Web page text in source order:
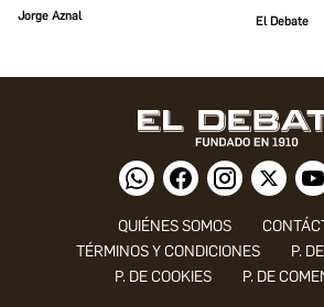
Jorge Aznal El Debate
QUIÉNES SOMOS
TÉRMINOS Y CONDICIONES
P.
P. DE COOKIES
P. DE